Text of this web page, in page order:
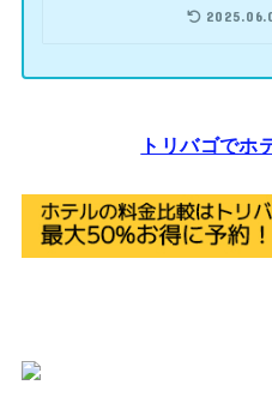
トリバゴでホ